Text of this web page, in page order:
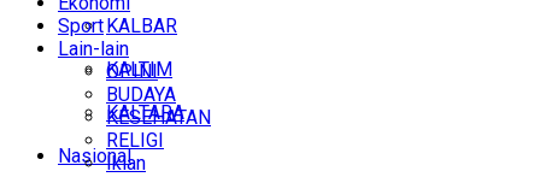
KALBAR
KALTIM
KALTARA
Nasional
Sport
Lain-lain
OPINI
BUDAYA
KESEHATAN
RELIGI
Iklan